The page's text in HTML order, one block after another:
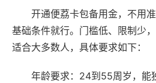
开通便荔卡包备用金，不用
基础条件就行。门槛低、限制少
适合大多数人，具体要求如下：
年龄要求：24到55周岁，能